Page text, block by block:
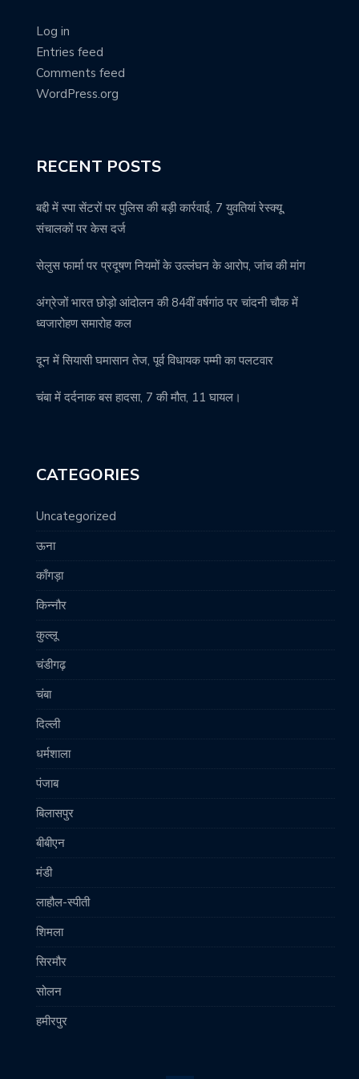
Log in
Entries feed
Comments feed
WordPress.org
RECENT POSTS
बद्दी में स्पा सेंटरों पर पुलिस की बड़ी कार्रवाई, 7 युवतियां रेस्क्यू,
संचालकों पर केस दर्ज
सेलुस फार्मा पर प्रदूषण नियमों के उल्लंघन के आरोप, जांच की मांग
अंग्रेजों भारत छोड़ो आंदोलन की 84वीं वर्षगांठ पर चांदनी चौक में
ध्वजारोहण समारोह कल
दून में सियासी घमासान तेज, पूर्व विधायक पम्मी का पलटवार
चंबा में दर्दनाक बस हादसा, 7 की मौत, 11 घायल।
CATEGORIES
Uncategorized
ऊना
काँगड़ा
किन्नौर
कुल्लू
चंडीगढ़
चंबा
दिल्ली
धर्मशाला
पंजाब
बिलासपुर
बीबीएन
मंडी
लाहौल-स्पीती
शिमला
सिरमौर
सोलन
हमीरपुर